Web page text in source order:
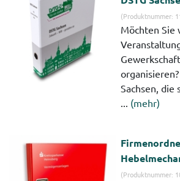
(Produktnummer:
Möchten Sie
Sachsen, die
... (mehr)
(Produktnummer: